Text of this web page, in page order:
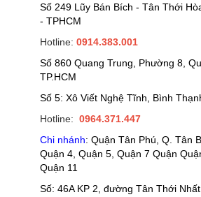
Số 249 Lũy Bán Bích - Tân Thới
- TPHCM
Hotline: 0914.383.001
Số 860 Quang Trung, Phường 8,
TP.HCM
Số 5: Xô Viết Nghệ Tĩnh, Bình
Hotline: 0964.371.447
Chi nhánh: Quận Tân Phú, Q. Tân
Quận 4, Quận 5, Quận 7 Quận
Quận 11
Số: 46A KP 2, đường Tân Thới